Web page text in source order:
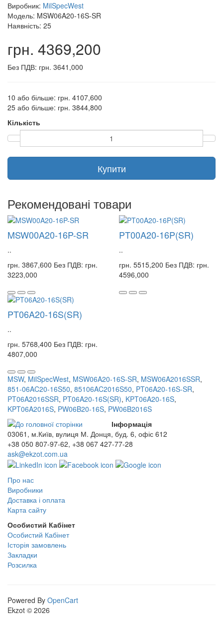
Виробник: MilSpecWest
Модель: MSW06A20-16S-SR
Наявність: 25
грн. 4369,200
Без ПДВ: грн. 3641,000
10 або більше: грн. 4107,600
25 або більше: грн. 3844,800
Кількість
Купити
Рекомендовані товари
MSW00A20-16P-SR
..
грн. 3867,600 Без ПДВ: грн.
3223,000
PT00A20-16P(SR)
..
грн. 5515,200 Без ПДВ: грн.
4596,000
PT06A20-16S(SR)
..
грн. 5768,400 Без ПДВ: грн.
4807,000
MSW, MilSpecWest, MSW06A20-16S-SR, MSW06A2016SSR,
851-06AC20-16S50, 85106AC2016S50, PT06A20-16S-SR,
PT06A2016SSR, PT06A20-16S(SR), KPT06A20-16S,
KPT06A2016S, PW06B20-16S, PW06B2016S
03061, м.Київ, вулиця М. Донця, буд. 6, офіс 612
+38 050 807-97-62, +38 067 427-77-28
ask@ekzot.com.ua
Інформація
Про нас
Виробники
Доставка і оплата
Карта сайту
Особистий Кабінет
Особистий Кабінет
Історія замовлень
Закладки
Розсилка
Powered By OpenCart
Ekzot © 2026